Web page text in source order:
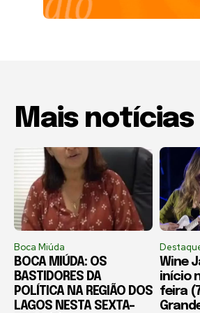
Mais notícias
Boca Miúda
BOCA MIÚDA: OS
BASTIDORES DA
POLÍTICA NA REGIÃO DOS
LAGOS NESTA SEXTA-
Wine
início
feira